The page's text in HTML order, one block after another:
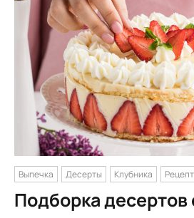
Выпечка Десерты Клубника
Подборка десертов